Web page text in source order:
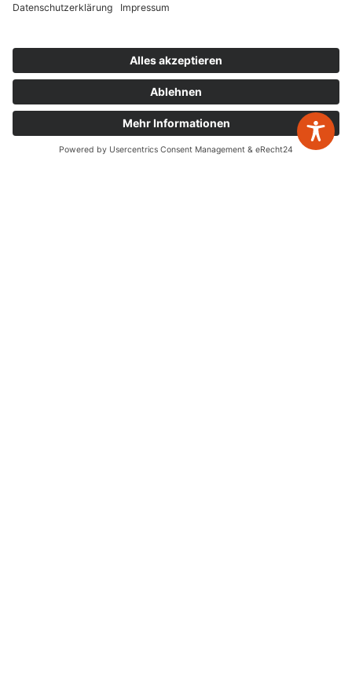
zurück zur Übersicht
Mo. – Do.8:00 – 17:00
Newsletter Anmeldung
Leistungen